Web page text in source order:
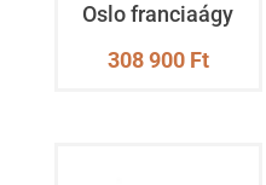
Oslo franciaágy
308 900 Ft